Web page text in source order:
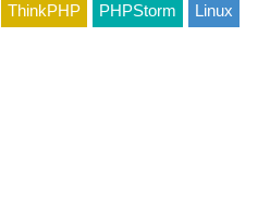
ThinkPHP PHPStorm Linux